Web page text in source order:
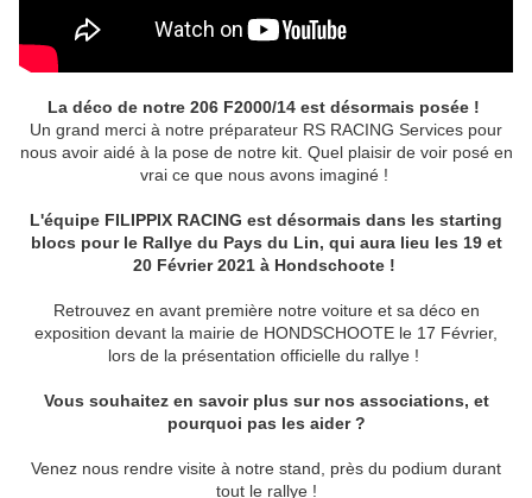
La déco de notre 206 F2000/14 est désormais posée !
Un grand merci à notre préparateur RS RACING Services pour
nous avoir aidé à la pose de notre kit. Quel plaisir de voir posé en
vrai ce que nous avons imaginé !
L'équipe FILIPPIX RACING est désormais dans les starting
blocs pour le Rallye du Pays du Lin, qui aura lieu les 19 et
20 Février 2021 à Hondschoote !
Retrouvez en avant première notre voiture et sa déco en
exposition devant la mairie de HONDSCHOOTE le 17 Février,
lors de la présentation officielle du rallye !
Vous souhaitez en savoir plus sur nos associations, et
pourquoi pas les aider ?
Venez nous rendre visite à notre stand, près du podium durant
tout le rallye !